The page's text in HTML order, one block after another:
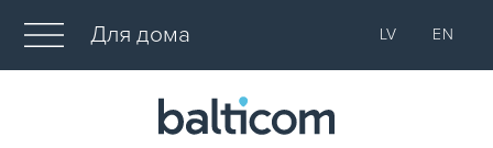
Для дома LV EN